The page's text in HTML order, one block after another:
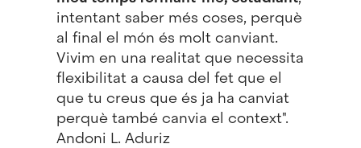
intentant saber més coses, perquè
al final el món és molt canviant.
Vivim en una realitat que necessita
flexibilitat a causa del fet que el
que tu creus que és ja ha canviat
perquè també canvia el context".
Andoni L. Aduriz